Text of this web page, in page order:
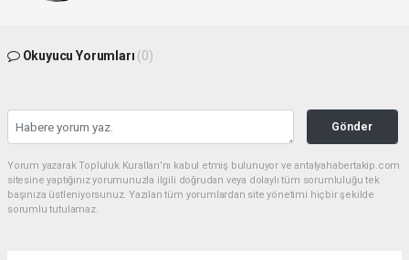
Okuyucu Yorumları (0)
Gönder
Yorum yazarak Topluluk Kuralları’nı kabul etmiş bulunuyor ve antalyahabertakip.com
sitesine yaptığınız yorumunuzla ilgili doğrudan veya dolaylı tüm sorumluluğu tek
başınıza üstleniyorsunuz. Yazılan tüm yorumlardan site yönetimi hiçbir şekilde
sorumlu tutulamaz.